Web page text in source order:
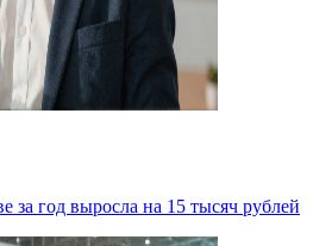
за год выросла на 15 тысяч рублей